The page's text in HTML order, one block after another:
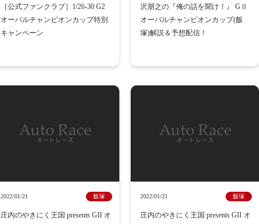
［公式ファンクラブ］1/26-30 G2
オーバルチャンピオンカップ特別
キャンペーン
沢朋之の『俺の話を聞け！』 GⅡ
オーバルチャンピオンカップ(飯
塚)解説＆予想配信！
2022/01/21 飯塚
庄内のやきにく王国 presents GII オ
2022/01/21 飯塚
庄内のやきにく王国 presents GII オ